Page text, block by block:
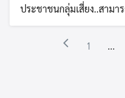
ประชาชนกลุ่มเสี่ยง..สาม
1 …